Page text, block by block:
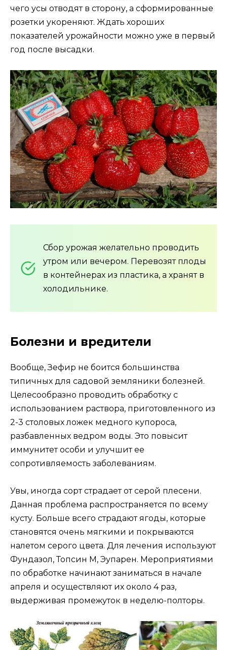
чего усы отводят в сторону, а сформированные
розетки укореняют. Ждать хороших
показателей урожайности можно уже в первый
год после высадки.
Сбор урожая желательно проводить
утром или вечером. Перевозят плоды
в контейнерах из пластика, а хранят в
холодильнике.
Болезни и вредители
Вообще, Зефир не боится большинства
типичных для садовой земляники болезней.
Целесообразно проводить обработку с
использованием раствора, приготовленного из
2-3 столовых ложек медного купороса,
разбавленных ведром воды. Это повысит
иммунитет особи и улучшит ее
сопротивляемость заболеваниям.
Увы, иногда сорт страдает от серой плесени.
Данная проблема распространяется по всему
кусту. Больше всего страдают ягоды, которые
становятся очень мягкими и покрываются
налетом серого цвета. Для лечения используют
Фундазол, Топсин М, Эупарен. Мероприятиями
по обработке начинают заниматься в начале
апреля и осуществляют их около 4 раз,
выдерживая промежуток в неделю-полторы.